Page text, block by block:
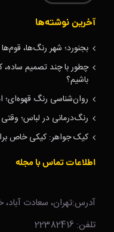
آخرین نوشته‌ها
بجنورد؛ شهر رنگ‌ها،
چطور با چند تصمیم
باشیم؟
روان‌شناسی رنگ
رنگ‌درمانی در لباس؛
کیک جواهر: کیکی خاص برای تولد ۶۲
اطلاعات تماس با مجله
آدرس:تهران، سعادت آباد،
تلفن: 22382416